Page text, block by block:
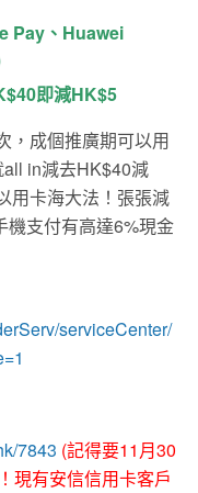
Pay、Huawei
即減HK$5
，成個推廣期可以用
in減去HK$40減
用卡海大法！張張減
機支付有高達6%現金
serviceCenter/
7843 (記得要11月30
現有安信信用卡客戶